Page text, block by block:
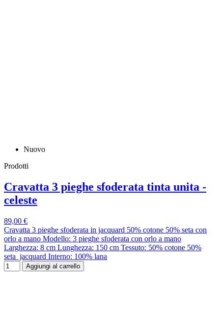
Nuovo
Prodotti
Cravatta 3 pieghe sfoderata tinta unita -
celeste
89,00 €
Cravatta 3 pieghe sfoderata in jacquard 50% cotone 50% seta con
orlo a mano Modello: 3 pieghe sfoderata con orlo a mano
Larghezza: 8 cm Lunghezza: 150 cm Tessuto: 50% cotone 50%
seta jacquard Interno: 100% lana
Aggiungi al carrello